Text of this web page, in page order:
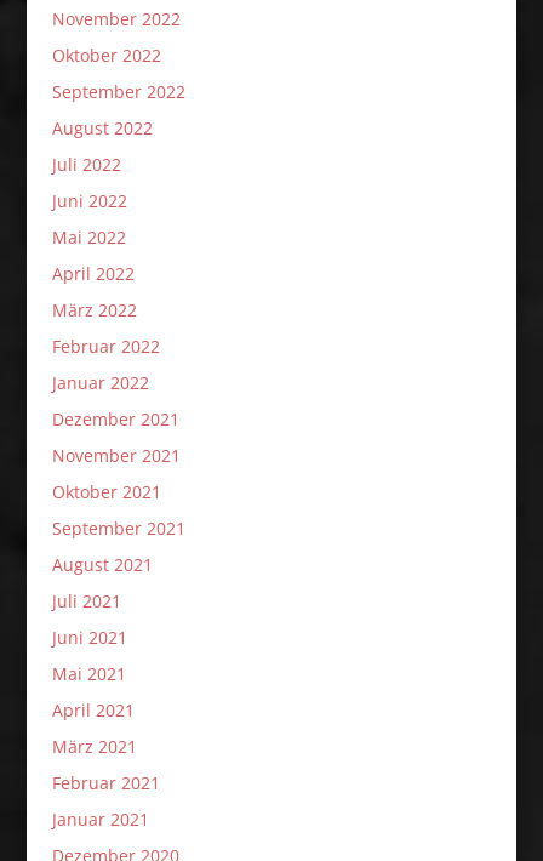
November 2022
Oktober 2022
September 2022
August 2022
Juli 2022
Juni 2022
Mai 2022
April 2022
März 2022
Februar 2022
Januar 2022
Dezember 2021
November 2021
Oktober 2021
September 2021
August 2021
Juli 2021
Juni 2021
Mai 2021
April 2021
März 2021
Februar 2021
Januar 2021
Dezember 2020